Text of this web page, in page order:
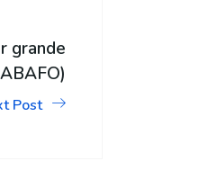
grande
Post